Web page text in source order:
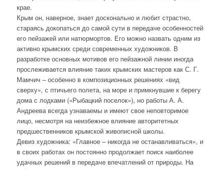
крае.
Крым он, наверное, знает досконально и любит страстно,
стараясь докопаться до самой сути в передаче особенностей
его пейзажей или натюрмортов. Его можно назвать одним из
активно крымских среди современных художников. В
разработке основных мотивов его пейзажной линии иногда
прослеживается влияние таких крымских мастеров как С. Г.
Мамчич – особенно в композиционных решениях «вид
сверху», с птичьего полета, на море и примкнувшие к берегу
дома с лодками («Рыбацкий поселок»), но работы А. А.
Андреева всегда узнаваемы и имеют свое неповторимое
лицо, несмотря на неизбежное влияние авторитетных
предшественников крымской живописной школы.
Девиз художника: «Главное – никогда не останавливаться», и
в своих работах он постоянно продолжает поиск наиболее
удачных решений в передаче впечатлений от природы. На